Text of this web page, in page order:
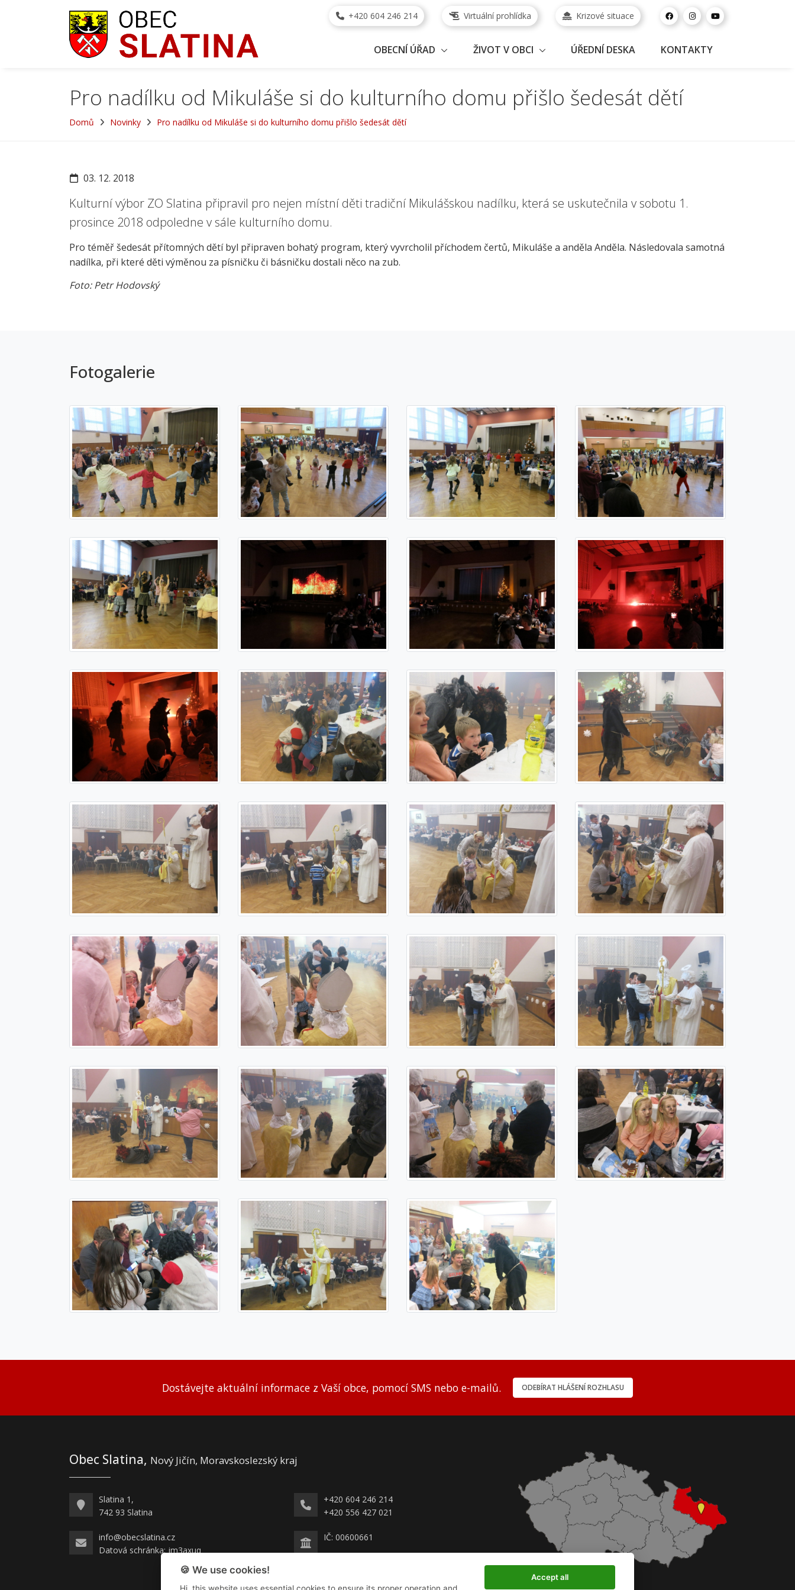
+420 604 246 214 Virtuální prohlídka Krizové situace
OBECNÍ ÚŘAD ŽIVOT V OBCI ÚŘEDNÍ DESKA KONTAKTY
Pro nadílku od Mikuláše si do kulturního domu přišlo šedesát dětí
Domů Novinky Pro nadílku od Mikuláše si do kulturního domu přišlo šedesát dětí
03. 12. 2018
Kulturní výbor ZO Slatina připravil pro nejen místní děti tradiční Mikulášskou nadílku, která se uskutečnila v sobotu 1.
prosince 2018 odpoledne v sále kulturního domu.
Pro téměř šedesát přítomných dětí byl připraven bohatý program, který vyvrcholil příchodem čertů, Mikuláše a anděla Anděla. Následovala samotná
nadílka, při které děti výměnou za písničku či básničku dostali něco na zub.
Foto: Petr Hodovský
Fotogalerie
Dostávejte aktuální informace z Vaší obce, pomocí SMS nebo e-mailů. ODEBÍRAT HLÁŠENÍ ROZHLASU
Obec Slatina, Nový Jičín, Moravskoslezský kraj
Slatina 1,
742 93 Slatina
+420 604 246 214
+420 556 427 021
info@obecslatina.cz
Datová schránka: jm3axuq
IČ: 00600661
🍪 We use cookies!
Accept all